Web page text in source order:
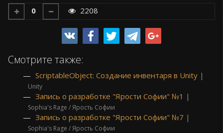
0 2208
Смотрите также:
ScriptableObject: Создание инвентаря в Unity |
Unity
Запись о разработке "Ярости Софии" №1 |
Sophia's Rage / Ярость Софии
Запись о разработке "Ярости Софии" №7 |
Sophia's Rage / Ярость Софии